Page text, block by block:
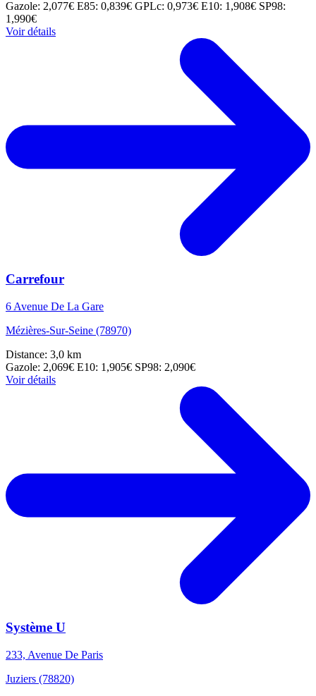
Gazole: 2,077€ E85: 0,839€ GPLc: 0,973€ E10: 1,908€ SP98:
1,990€
Voir détails
Carrefour
6 Avenue De La Gare
Mézières-Sur-Seine (78970)
Distance: 3,0 km
Gazole: 2,069€ E10: 1,905€ SP98: 2,090€
Voir détails
Système U
233, Avenue De Paris
Juziers (78820)